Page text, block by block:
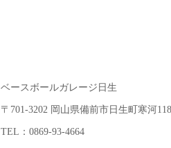
ベースボールガレージ日生
〒701-3202 岡山県備前市日生町寒河
TEL：0869-93-4664